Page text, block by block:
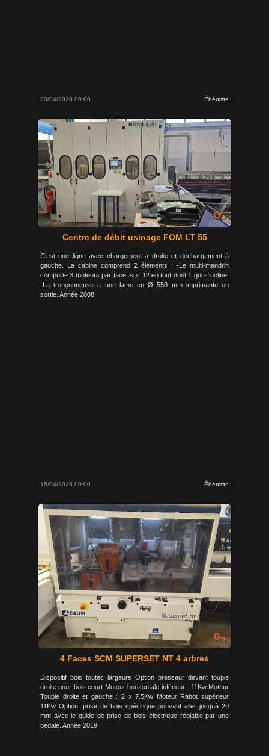
20/04/2026 00:00 Ébéniste
Centre de débit usinage FOM LT 55
C’est une ligne avec chargement à droite et déchargement à
gauche. La cabine comprend 2 éléments : -Le multi-mandrin
comporte 3 moteurs par face, soit 12 en tout dont 1 qui s’incline.
-La tronçonneuse a une lame en Ø 550 mm imprimante en
sortie. Année 2008
16/04/2026 00:00 Ébéniste
4 Faces SCM SUPERSET NT 4 arbres
Dispositif bois toutes largeurs Option presseur devant toupie
droite pour bois court Moteur horizontale inférieur : 11Kw Moteur
Toupie droite et gauche : 2 x 7.5Kw Moteur Rabot supérieur
11Kw Option: prise de bois spécifique pouvant aller jusquà 20
mm avec le guide de prise de bois électrique réglable par une
pédale. Année 2019